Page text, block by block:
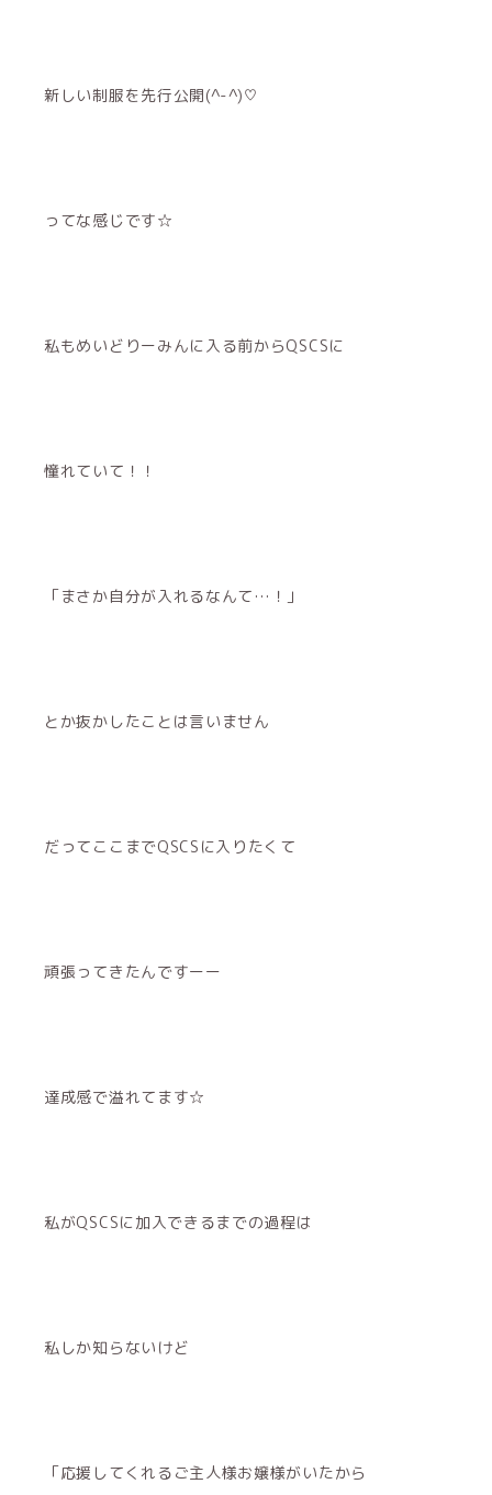
新しい制服を先行公開(^-^)♡
ってな感じです☆
私もめいどりーみんに入る前からQSCSに
憧れていて！！
「まさか自分が入れるなんて…！」
とか抜かしたことは言いません
だってここまでQSCSに入りたくて
頑張ってきたんですーー
達成感で溢れてます☆
私がQSCSに加入できるまでの過程は
私しか知らないけど
「応援してくれるご主人様お嬢様がいたから